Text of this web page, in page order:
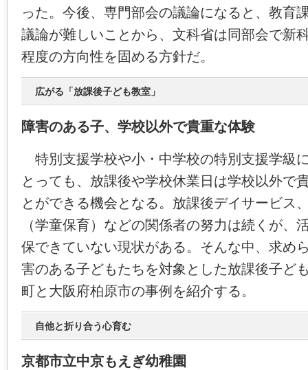
った。今後、専門部会の議論になると、教育
議論が難しいことから、文科省は同部会で新
程度の方向性を固める方針だ。
広がる「放課後子ども教室」
障害のある子、学校以外で貴重な体験
特別支援学校や小・中学校の特別支援学級
とっても、放課後や学校休業日は学校以外で
とができる機会となる。放課後デイサービス
（学童保育）などの関係者の努力は続くが、
保できていない現状がある。そんな中、求め
害のある子どもたちを対象とした放課後子ど
町と大阪府柏原市の事例を紹介する。
自他と折り合う心育む
京都市立中京もえぎ幼稚園